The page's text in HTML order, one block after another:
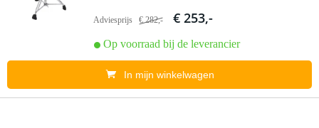
Adviesprijs € 282,- € 253,-
Op voorraad bij de leverancier
In mijn winkelwagen